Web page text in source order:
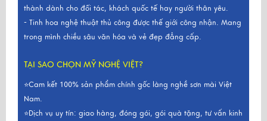
thành dành cho đối tác, khách quốc tế hay người thân yêu.
- Tinh hoa nghệ thuật thủ công được thế giới công nhận. Mang
trong mình chiều sâu văn hóa và vẻ đẹp đẳng cấp.
TẠI SAO CHỌN MỸ NGHỆ VIỆT?
⭐Cam kết 100% sản phẩm chính gốc làng nghề sơn mài Việt
Nam.
⭐Dịch vụ uy tín: giao hàng, đóng gói, gói quà tặng, tư vấn kinh